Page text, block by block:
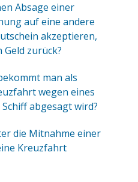
Absage einer
auf eine andere
akzeptieren,
zurück?
man als
wegen eines
abgesagt wird?
die Mitnahme einer
Kreuzfahrt